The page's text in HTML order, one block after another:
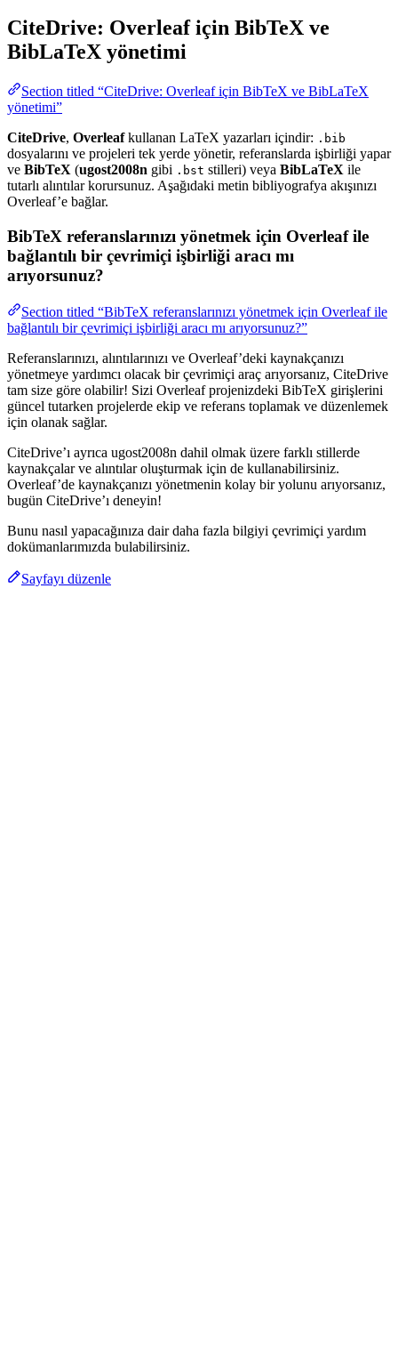
CiteDrive: Overleaf için BibTeX ve
BibLaTeX yönetimi
Section titled “CiteDrive: Overleaf için BibTeX ve BibLaTeX
yönetimi”
CiteDrive, Overleafkullanan LaTeX yazarları içindir: .bib
dosyalarını ve projeleri tek yerde yönetir, referanslarda işbirliği yapar
ve BibTeX (ugost2008n gibi .bst stilleri) veya BibLaTeX ile
tutarlı alıntılar korursunuz. Aşağıdaki metin bibliyografya akışınızı
Overleaf’e bağlar.
BibTeX referanslarınızı yönetmek için Overleaf ile
bağlantılı bir çevrimiçi işbirliği aracı mı
arıyorsunuz?
Section titled “BibTeX referanslarınızı yönetmek için Overleaf ile
bağlantılı bir çevrimiçi işbirliği aracı mı arıyorsunuz?”
Referanslarınızı, alıntılarınızı ve Overleaf’deki kaynakçanızı
yönetmeye yardımcı olacak bir çevrimiçi araç arıyorsanız, CiteDrive
tam size göre olabilir! Sizi Overleaf projenizdeki BibTeX girişlerini
güncel tutarken projelerde ekip ve referans toplamak ve düzenlemek
için olanak sağlar.
CiteDrive’ı ayrıca ugost2008n dahil olmak üzere farklı stillerde
kaynakçalar ve alıntılar oluşturmak için de kullanabilirsiniz.
Overleaf’de kaynakçanızı yönetmenin kolay bir yolunu arıyorsanız,
bugün CiteDrive’ı deneyin!
Bunu nasıl yapacağınıza dair daha fazla bilgiyi çevrimiçi yardım
dokümanlarımızda bulabilirsiniz.
Sayfayı düzenle